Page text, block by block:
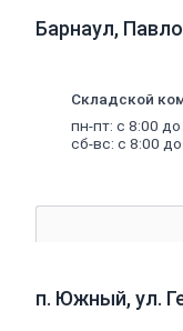
Барнаул,
Складской
пн-пт: с 8:00
сб-вс: с 8:00
п. Южный, ул.